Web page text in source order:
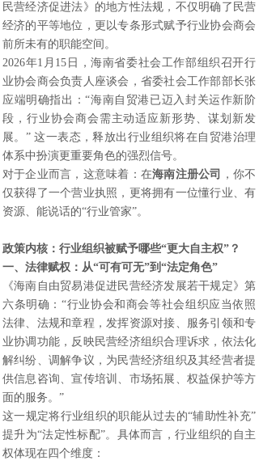
民营经济促进法》的地方性法规，不仅明确了民营
经济的平等地位，更以专条形式赋予行业协会商会
前所未有的职能空间。
2026年1月15日，海南省委社会工作部组织召开行
业协会商会负责人座谈会，省委社会工作部部长张
应端明确指出：“海南自贸港已迈入封关运作新阶
段，行业协会商会需主动适应新形势、谋划新发
展。” 这一表态，释放出行业组织将在自贸港治理
体系中扮演更重要角色的强烈信号。
对于企业而言，这意味着：在海南注册公司
，你不
仅获得了一个营业执照，更将拥有一位懂行业、有
资源、能说话的“行业管家”。
政策内核：行业组织被赋予哪些“更大自主权”？
一、法律赋权：从“可有可无”到“法定角色”
《海南自由贸易港促进民营经济发展若干规定》第
六条明确：“行业协会和商会等社会组织应当依照
法律、法规和章程，发挥资源对接、服务引领和专
业协调功能，反映民营经济组织合理诉求，依法化
解纠纷、调解争议，为民营经济组织及其经营者提
供信息咨询、宣传培训、市场拓展、权益保护等方
面的服务。”
这一规定将行业组织的职能从过去的“辅助性补充”
提升为“法定性标配”。具体而言，行业组织的自主
权体现在四个维度：